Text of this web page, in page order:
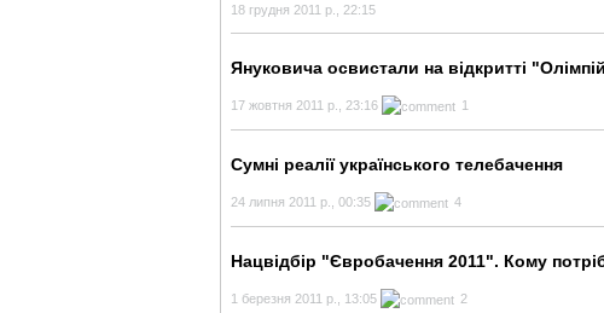
18 грудня 2011 р., 22:15
Януковича освистали на відкритті
17 жовтня 2011 р., 23:16 1
Сумні реалії українського телебачення
24 липня 2011 р., 00:35 4
Нацвідбір "Євробачення 2011". Кому
1 березня 2011 р., 13:05 2